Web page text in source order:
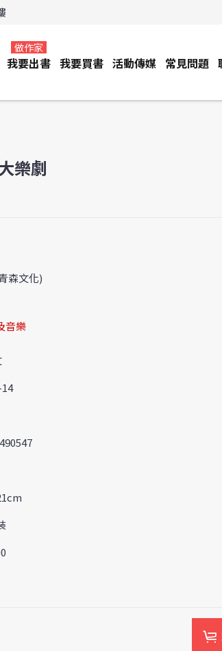
我要出書
做作家
我要買書 活動傳媒 常見問題
樂劇
森文化)
音樂